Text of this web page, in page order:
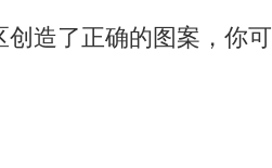
造了正确的图案，你可